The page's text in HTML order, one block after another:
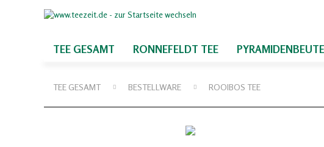
TEE GESAMT RONNEFELDT TEE
TEE GESAMT BESTELLWARE ROOIBOS TEE